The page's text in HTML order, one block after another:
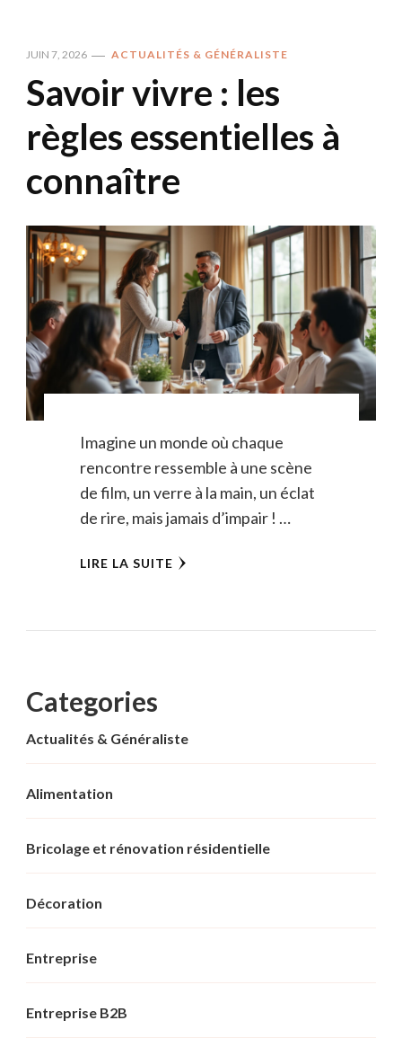
JUIN 7, 2026 ACTUALITÉS & GÉNÉRALISTE
Savoir vivre : les
règles essentielles à
connaître
Imagine un monde où chaque
rencontre ressemble à une scène
de film, un verre à la main, un éclat
de rire, mais jamais d’impair ! …
LIRE LA SUITE
Categories
Actualités & Généraliste
Alimentation
Bricolage et rénovation résidentielle
Décoration
Entreprise
Entreprise B2B